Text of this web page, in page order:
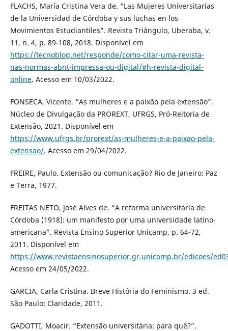
FLACHS, María Cristina Vera de. “Las Mujeres Universitarias
de la Universidad de Córdoba y sus luchas en los
Movimientos Estudiantiles”. Revista Triângulo, Uberaba, v.
11, n. 4, p. 89-108, 2018. Disponível em
https://tecnoblog.net/responde/como-citar-uma-revista-
nas-normas-abnt-impressa-ou-digital/#h-revista-digital-
online. Acesso em 10/03/2022.
FONSECA, Vicente. “As mulheres e a paixão pela extensão”.
Núcleo de Divulgação da PROREXT, UFRGS, Pró-Reitoria de
Extensão, 2021. Disponível em
https://www.ufrgs.br/prorext/as-mulheres-e-a-paixao-pela-
extensao/. Acesso em 29/04/2022.
FREIRE, Paulo. Extensão ou comunicação? Rio de Janeiro: Paz
e Terra, 1977.
FREITAS NETO, José Alves de. “A reforma universitária de
Córdoba (1918): um manifesto por uma universidade latino-
americana”. Revista Ensino Superior Unicamp, p. 64-72,
2011. Disponível em
https://www.revistaensinosuperior.gr.unicamp.br/edicoes/
Acesso em 24/05/2022.
GARCIA, Carla Cristina. Breve História do Feminismo. 3 ed.
São Paulo: Claridade, 2011.
GADOTTI, Moacir. “Extensão universitária: para quê?”.